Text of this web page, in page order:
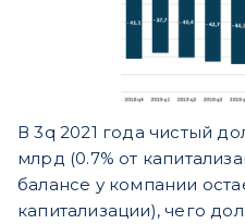
В 3q 2021 года чистый
млрд (0.7% от
балансе у компании
капитализации), чего